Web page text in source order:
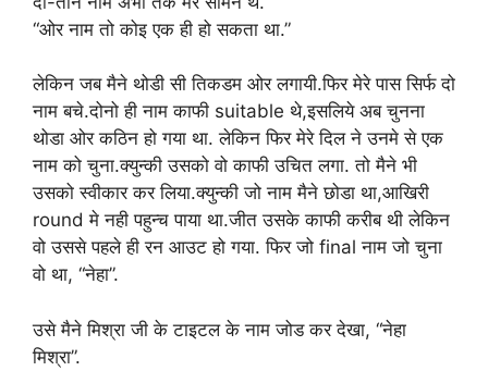
“ओर नाम तो कोइ एक ही हो सकता था.”
लेकिन जब मैने थोडी सी तिकडम ओर लगायी.फिर मेरे पास सिर्फ दो
नाम बचे.दोनो ही नाम काफी suitable थे,इसलिये अब चुनना
थोडा ओर कठिन हो गया था. लेकिन फिर मेरे दिल ने उनमे से एक
नाम को चुना.क्युन्की उसको वो काफी उचित लगा. तो मैने भी
उसको स्वीकार कर लिया.क्युन्की जो नाम मैने छोडा था,आखिरी
round मे नही पहुन्च पाया था.जीत उसके काफी करीब थी लेकिन
वो उससे पहले ही रन आउट हो गया. फिर जो final नाम जो चुना
वो था, “नेहा”.
उसे मैने मिश्रा जी के टाइटल के नाम जोड कर देखा, “नेहा
मिश्रा”.